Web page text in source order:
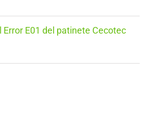
Error E01 del patinete Cecotec